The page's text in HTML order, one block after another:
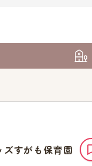
ズすがも保育園